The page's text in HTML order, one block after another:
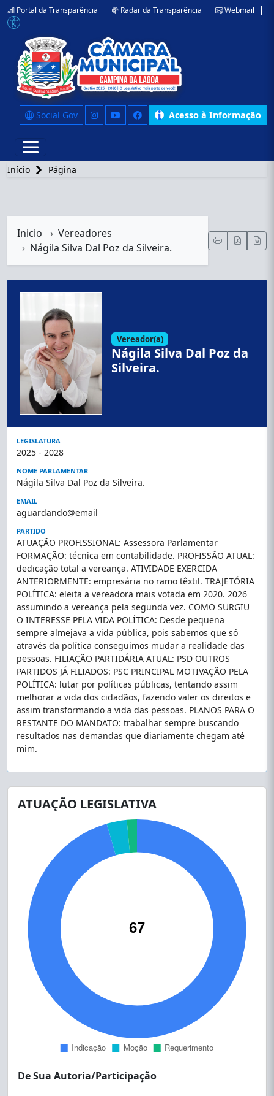
Portal da Transparência Radar da Transparência Webmail
Social Gov Acesso à Informação
Início Página
Inicio
Vereadores
Nágila Silva Dal Poz da Silveira.
Vereador(a)
Nágila Silva Dal Poz da
Silveira.
LEGISLATURA
2025 - 2028
NOME PARLAMENTAR
Nágila Silva Dal Poz da Silveira.
EMAIL
aguardando@email
PARTIDO
ATUAÇÃO PROFISSIONAL: Assessora Parlamentar
FORMAÇÃO: técnica em contabilidade. PROFISSÃO ATUAL:
dedicação total a vereança. ATIVIDADE EXERCIDA
ANTERIORMENTE: empresária no ramo têxtil. TRAJETÓRIA
POLÍTICA: eleita a vereadora mais votada em 2020. 2026
assumindo a vereança pela segunda vez. COMO SURGIU
O INTERESSE PELA VIDA POLÍTICA: Desde pequena
sempre almejava a vida pública, pois sabemos que só
através da política conseguimos mudar a realidade das
pessoas. FILIAÇÃO PARTIDÁRIA ATUAL: PSD OUTROS
PARTIDOS JÁ FILIADOS: PSC PRINCIPAL MOTIVAÇÃO PELA
POLÍTICA: lutar por políticas públicas, tentando assim
melhorar a vida dos cidadãos, fazendo valer os direitos e
assim transformando a vida das pessoas. PLANOS PARA O
RESTANTE DO MANDATO: trabalhar sempre buscando
resultados nas demandas que diariamente chegam até
mim.
ATUAÇÃO LEGISLATIVA
De Sua Autoria/Participação